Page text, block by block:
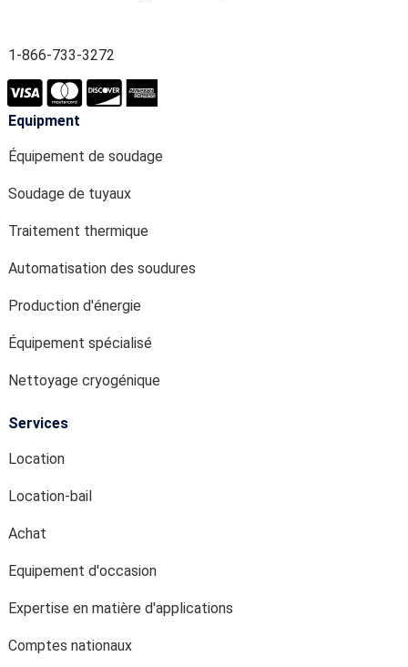
1-866-733-3272
Equipment
Équipement de soudage
Soudage de tuyaux
Traitement thermique
Automatisation des soudures
Production d'énergie
Équipement spécialisé
Nettoyage cryogénique
Services
Location
Location-bail
Achat
Equipement d'occasion
Expertise en matière d'applications
Comptes nationaux